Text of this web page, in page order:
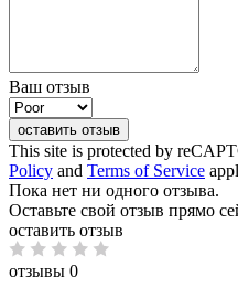
Ваш отзыв
оставить отзыв
This site is protected by
Policy and Terms of Service
Пока нет ни одного отзыва.
Оставьте свой отзыв прямо
оставить отзыв
отзывы 0